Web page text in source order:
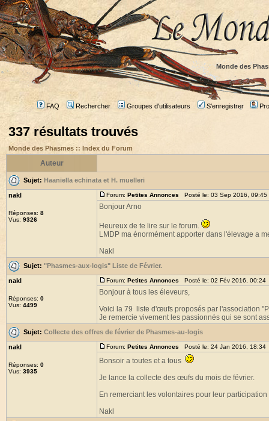
Monde des
FAQ Rechercher Groupes d'utilisateurs S'enregistrer
337 résultats trouvés
Monde des Phasmes :: Index du Forum
Auteur
Sujet: Haaniella echinata et H. muelleri
nakl
Réponses: 8
Vus: 9326
Forum: Petites Annonces Posté le: 03 Sep 2016,
Bonjour Arno
Heureux de te lire sur le forum.
LMDP ma énormément apporter dans l'élevage a
Nakl
Sujet: "Phasmes-aux-logis" Liste de Février.
nakl
Réponses: 0
Vus: 4499
Forum: Petites Annonces Posté le: 02 Fév 2016,
Bonjour à tous les éleveurs,
Voici la 79 liste d'œufs proposés par l'association
Je remercie vivement les passionnés qui se sont
Sujet: Collecte des offres de février de Phasmes-au-logis
nakl
Réponses: 0
Vus: 3935
Forum: Petites Annonces Posté le: 24 Jan 2016,
Bonsoir a toutes et a tous
Je lance la collecte des œufs du mois de février.
En remerciant les volontaires pour leur participation
Nakl